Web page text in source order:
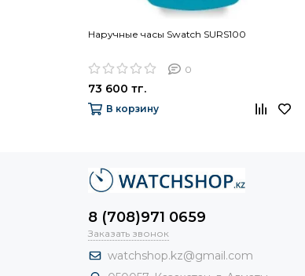
Наручные часы Swatch SURS100
0
73 600 тг.
В корзину
8 (708)971 0659
Заказать звонок
watchshop.kz@gmail.com